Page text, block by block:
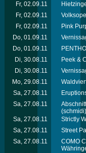
Fr, 02.09.11
Fr, 02.09.11
Fr, 02.09.11
Pink
Do, 01.09.11
Do, 01.09.11
Di, 30.08.11
Peek &
Di, 30.08.11
Mo, 29.08.11
Sa, 27.08.11
Sa, 27.08.11
(schmidi)
Sa, 27.08.11
Strictly
Sa, 27.08.11
Street
Sa, 27.08.11
COMO